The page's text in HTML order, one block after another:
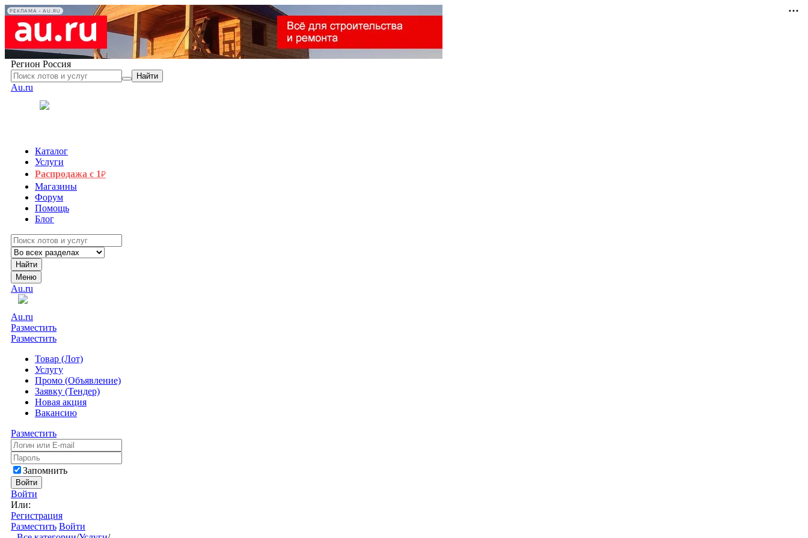
РЕКЛАМА • AU.RU
Регион Россия
Найти
Au.ru
Каталог
Услуги
Распродажа с 1₽
Магазины
Форум
Помощь
Блог
Найти
Меню
Au.ru
Au.ru
Разместить
Разместить
Товар (Лот)
Услугу
Промо (Объявление)
Заявку (Тендер)
Новая акция
Вакансию
Разместить
Запомнить
Войти
Войти
Или:
Регистрация
Разместить Войти